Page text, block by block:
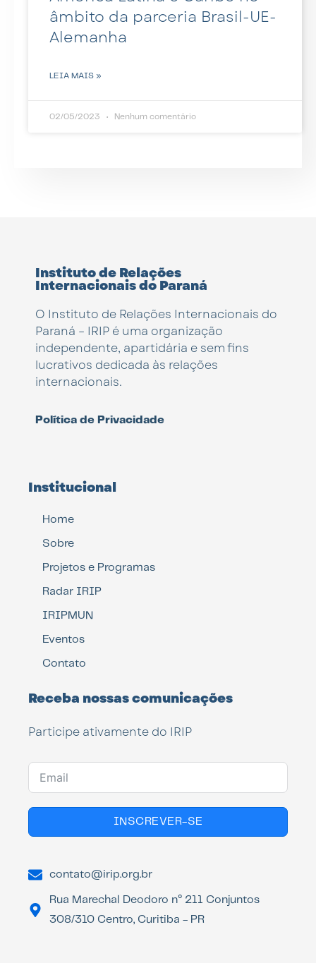
âmbito da parceria Brasil-UE-
Alemanha
LEIA MAIS »
02/05/2023 Nenhum comentário
Instituto de Relações
Internacionais do Paraná
O Instituto de Relações Internacionais do
Paraná – IRIP é uma organização
independente, apartidária e sem fins
lucrativos dedicada às relações
internacionais.
Política de Privacidade
Institucional
Home
Sobre
Projetos e Programas
Radar IRIP
IRIPMUN
Eventos
Contato
Receba nossas comunicações
Participe ativamente do IRIP
INSCREVER-SE
contato@irip.org.br
Rua Marechal Deodoro n° 211 Conjuntos
308/310 Centro, Curitiba - PR